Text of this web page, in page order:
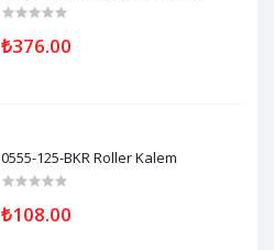
₺376.00
0555-125-BKR Roller Kalem
₺108.00